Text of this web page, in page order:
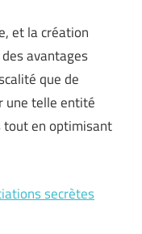
et la création
avantages
que de
une telle entité
tout en optimisant
secrètes